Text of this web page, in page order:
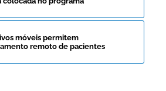
móveis permitem
remoto de pacientes